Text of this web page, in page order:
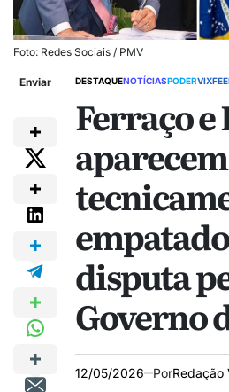
Foto: Redes Sociais / PMV
Enviar DESTAQUENOTÍCIASPODER
Ferraço
aparecem
disputa
Governo
12/05/2026 PorRedação